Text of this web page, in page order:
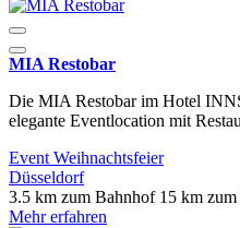
MIA Restobar
Die MIA Restobar im Hotel
elegante Eventlocation mit
Event Weihnachtsfeier
Düsseldorf
3.5 km zum Bahnhof 15 km
Mehr erfahren